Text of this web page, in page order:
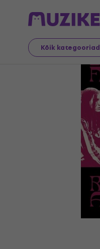
Kõik kategooriad
LP plaadid ja CD-d